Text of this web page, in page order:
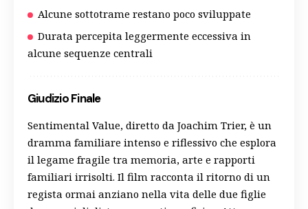
Alcune sottotrame restano poco sviluppate
Durata percepita leggermente eccessiva in
alcune sequenze centrali
Giudizio Finale
Sentimental Value, diretto da Joachim Trier, è un
dramma familiare intenso e riflessivo che esplora
il legame fragile tra memoria, arte e rapporti
familiari irrisolti. Il film racconta il ritorno di un
regista ormai anziano nella vita delle due figlie